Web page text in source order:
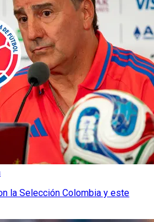
la Selección Colombia y este